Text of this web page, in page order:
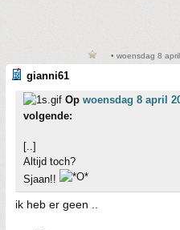
• woensdag 8
gianni61
Op woensdag 8 april
volgende:
[..]
Altijd toch?
Sjaan!!
ik heb er geen ..